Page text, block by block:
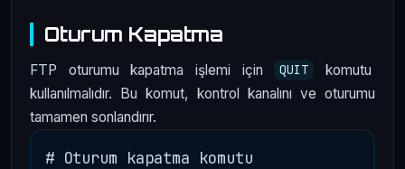
Oturum Kapatma
FTP oturumu kapatma işlemi için QUIT
komutu
kullanılmalıdır. Bu komut, kontrol kanalını ve oturumu
tamamen sonlandırır.
# Oturum kapatma komutu